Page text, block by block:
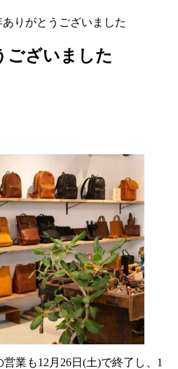
ありがとうございました
ございました
業も12月26日(土)で終了し、1